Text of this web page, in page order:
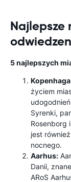
Najlepsze
5 najlepszych
życiem
Syrenki,
Rosenborg
jest
nocnego.
Aarhus:
Danii,
ARoS